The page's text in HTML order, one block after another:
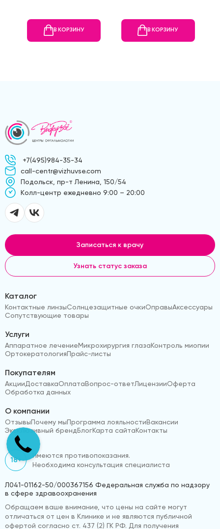
В КОРЗИНУ В КОРЗИНУ
+7(495)984-35-34
call-centr@vizhuvse.com
Подольск, пр-т Ленина, 150/54
Kолл-центр ежедневно 9:00 – 20:00
Записаться к врачу
Узнать статус заказа
Каталог
Контактные линзыСолнцезащитные очкиОправыАксессуары
Сопутствующие товары
Услуги
Аппаратное лечениеМикрохирургия глазаКонтроль миопии
ОртокератологияПрайс-листы
Покупателям
АкцииДоставкаОплатаВопрос-ответЛицензииОферта
Обработка данных
О компании
ОтзывыПочему мыПрограмма лояльностиВакансии
Эксклюзивный брендБлогКарта сайтаКонтакты
18+
Имеются противопоказания.
Необходима консультация специалиста
Л041-01162-50/000367156 Федеральная служба по надзору
в сфере здравоохранения
Обращаем ваше внимание, что цены на сайте могут
отличаться от цен в Клинике и не являются публичной
офертой согласно ст. 437 (2) ГК РФ. Для получения